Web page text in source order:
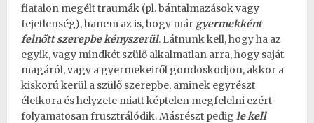
fiatalon megélt traumák (pl. bántalmazások vagy
fejetlenség), hanem az is, hogy már gyermekként
felnőtt szerepbe kényszerül. Látnunk kell, hogy ha az
egyik, vagy mindkét szülő alkalmatlan arra, hogy saját
magáról, vagy a gyermekeiről gondoskodjon, akkor a
kiskorú kerül a szülő szerepbe, aminek egyrészt
életkora és helyzete miatt képtelen megfelelni ezért
folyamatosan frusztrálódik. Másrészt pedig le kell